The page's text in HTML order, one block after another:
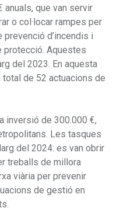
anuals, que van servir
o col·locar rampes per
d’incendis i
protecció. Aquestes
del 2023. En aquesta
de 52 actuacions de
inversió de 300.000 €,
Les tasques
del 2024: es van obrir
treballs de millora
viària per prevenir
de gestió en